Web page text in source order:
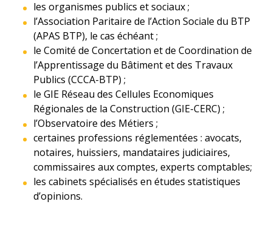
les organismes publics et sociaux ;
l’Association Paritaire de l’Action Sociale du BTP
(APAS BTP), le cas échéant ;
le Comité de Concertation et de Coordination de
l’Apprentissage du Bâtiment et des Travaux
Publics (CCCA-BTP) ;
le GIE Réseau des Cellules Economiques
Régionales de la Construction (GIE-CERC) ;
l’Observatoire des Métiers ;
certaines professions réglementées : avocats,
notaires, huissiers, mandataires judiciaires,
commissaires aux comptes, experts comptables;
les cabinets spécialisés en études statistiques
d’opinions.